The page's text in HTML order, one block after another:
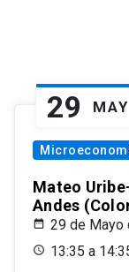
29 MAY
Mateo
Andes
29 de Mayo
13:35 a